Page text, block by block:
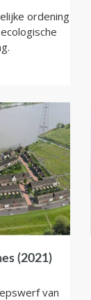
ordening
(2021)
van